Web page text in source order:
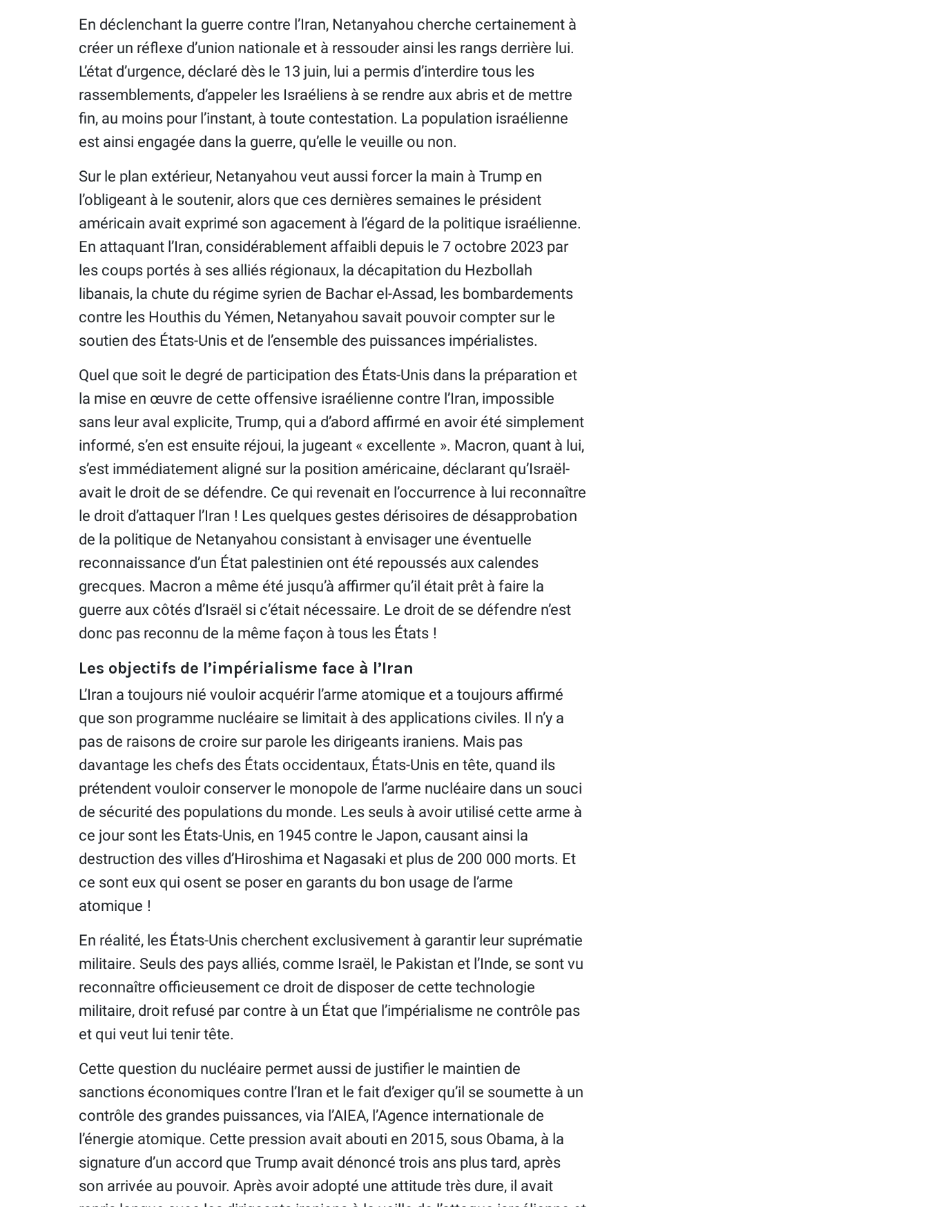
En déclenchant la guerre contre l’Iran, Netanyahou cherche certainement à
créer un réflexe d’union nationale et à ressouder ainsi les rangs derrière lui.
L’état d’urgence, déclaré dès le 13 juin, lui a permis d’interdire tous les
rassemblements, d’appeler les Israéliens à se rendre aux abris et de mettre
fin, au moins pour l’instant, à toute contestation. La population israélienne
est ainsi engagée dans la guerre, qu’elle le veuille ou non.
Sur le plan extérieur, Netanyahou veut aussi forcer la main à Trump en
l’obligeant à le soutenir, alors que ces dernières semaines le président
américain avait exprimé son agacement à l’égard de la politique israélienne.
En attaquant l’Iran, considérablement affaibli depuis le 7 octobre 2023 par
les coups portés à ses alliés régionaux, la décapitation du Hezbollah
libanais, la chute du régime syrien de Bachar el-Assad, les bombardements
contre les Houthis du Yémen, Netanyahou savait pouvoir compter sur le
soutien des États-Unis et de l’ensemble des puissances impérialistes.
Quel que soit le degré de participation des États-Unis dans la préparation et
la mise en œuvre de cette offensive israélienne contre l’Iran, impossible
sans leur aval explicite, Trump, qui a d’abord affirmé en avoir été simplement
informé, s’en est ensuite réjoui, la jugeant « excellente ». Macron, quant à lui,
s’est immédiatement aligné sur la position américaine, déclarant qu’­Israël­
avait le droit de se défendre. Ce qui revenait en l’occurrence à lui reconnaître
le droit d’attaquer l’Iran ! Les quelques gestes dérisoires de désapprobation
de la politique de Netanyahou consistant à envisager une éventuelle
reconnaissance d’un État palestinien ont été repoussés aux calendes
grecques. Macron a même été jusqu’à affirmer qu’il était prêt à faire la
guerre aux côtés d’Israël si c’était nécessaire. Le droit de se défendre n’est
donc pas reconnu de la même façon à tous les États !
Les objectifs de l’impérialisme face à l’Iran
L’Iran a toujours nié vouloir acquérir l’arme atomique et a toujours affirmé
que son programme nucléaire se limitait à des applications civiles. Il n’y a
pas de raisons de croire sur parole les dirigeants iraniens. Mais pas
davantage les chefs des États occidentaux, États-Unis en tête, quand ils
prétendent vouloir conserver le monopole de l’arme nucléaire dans un souci
de sécurité des populations du monde. Les seuls à avoir utilisé cette arme à
ce jour sont les États-Unis, en 1945 contre le Japon, causant ainsi la
destruction des villes d’Hiroshima et Nagasaki et plus de 200 000 morts. Et
ce sont eux qui osent se poser en garants du bon usage de l’arme
atomique !
En réalité, les États-Unis cherchent exclusivement à garantir leur suprématie
militaire. Seuls des pays alliés, comme Israël, le Pakistan et l’Inde, se sont vu
reconnaître officieusement ce droit de disposer de cette technologie
militaire, droit refusé par contre à un État que l’impérialisme ne contrôle pas
et qui veut lui tenir tête.
Cette question du nucléaire permet aussi de justifier le maintien de
sanctions économiques contre l’Iran et le fait d’exiger qu’il se soumette à un
contrôle des grandes puissances, via l’AIEA, l’Agence internationale de
l’énergie atomique. Cette pression avait abouti en 2015, sous Obama, à la
signature d’un accord que Trump avait dénoncé trois ans plus tard, après
son arrivée au pouvoir. Après avoir adopté une attitude très dure, il avait